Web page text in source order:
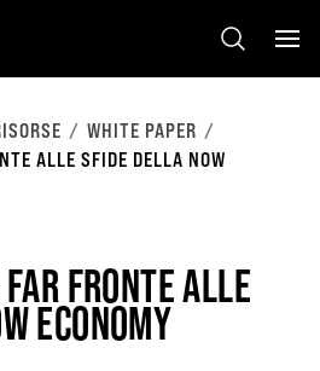
WHITE PAPER
ALLE SFIDE DELLA NOW
FRONTE ALLE
ECONOMY